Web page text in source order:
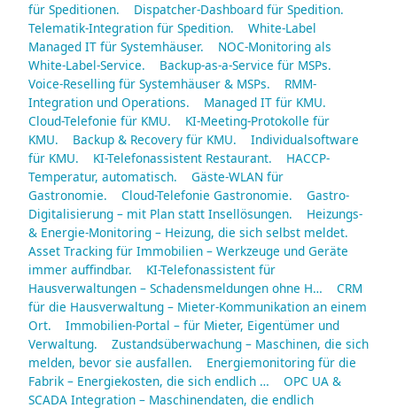
für Speditionen.
Dispatcher-Dashboard für Spedition.
Telematik-Integration für Spedition.
White-Label
Managed IT für Systemhäuser.
NOC-Monitoring als
White-Label-Service.
Backup-as-a-Service für MSPs.
Voice-Reselling für Systemhäuser & MSPs.
RMM-
Integration und Operations.
Managed IT für KMU.
Cloud-Telefonie für KMU.
KI-Meeting-Protokolle für
KMU.
Backup & Recovery für KMU.
Individualsoftware
für KMU.
KI-Telefonassistent Restaurant.
HACCP-
Temperatur, automatisch.
Gäste-WLAN für
Gastronomie.
Cloud-Telefonie Gastronomie.
Gastro-
Digitalisierung – mit Plan statt Insellösungen.
Heizungs-
& Energie-Monitoring – Heizung, die sich selbst meldet.
Asset Tracking für Immobilien – Werkzeuge und Geräte
immer auffindbar.
KI-Telefonassistent für
Hausverwaltungen – Schadensmeldungen ohne H…
CRM
für die Hausverwaltung – Mieter-Kommunikation an einem
Ort.
Immobilien-Portal – für Mieter, Eigentümer und
Verwaltung.
Zustandsüberwachung – Maschinen, die sich
melden, bevor sie ausfallen.
Energiemonitoring für die
Fabrik – Energiekosten, die sich endlich …
OPC UA &
SCADA Integration – Maschinendaten, die endlich